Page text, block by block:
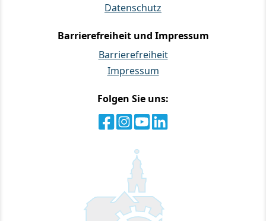
Datenschutz
Barrierefreiheit und Impressum
Barrierefreiheit
Impressum
Folgen Sie uns: